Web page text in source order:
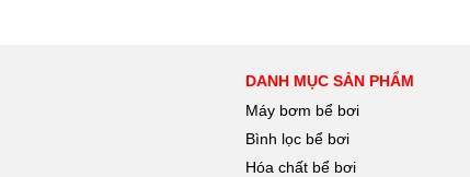
DANH MỤC SẢN PHẨM
Máy bơm bể bơi
Bình lọc bể bơi
Hóa chất bể bơi